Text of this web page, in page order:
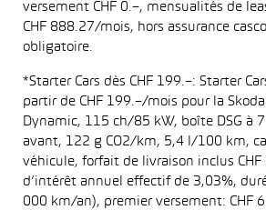
versement CHF 0.–, mensualités de
CHF 888.27/mois, hors assurance
obligatoire.
*Starter Cars dès CHF 199.–: Starter
partir de CHF 199.–/mois pour la Skoda
Dynamic, 115 ch/85 kW, boîte DSG à
avant, 122 g CO2/km, 5,4 l/100 km,
véhicule, forfait de livraison inclus CHF
d’intérêt annuel effectif de 3,03%,
000 km/an), premier versement: CHF